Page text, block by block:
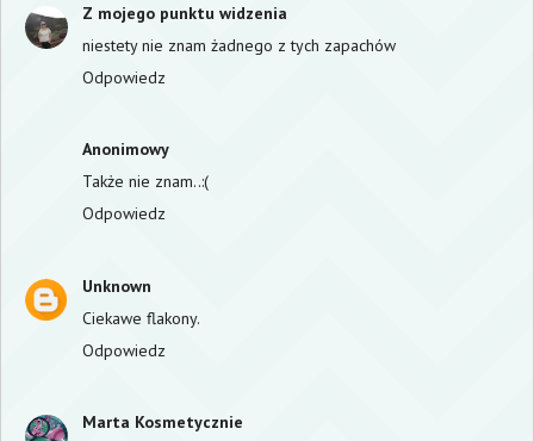
Z mojego punktu widzenia
niestety nie znam żadnego z tych zapachów
Odpowiedz
Anonimowy
Także nie znam..:(
Odpowiedz
Unknown
Ciekawe flakony.
Odpowiedz
Marta Kosmetycznie